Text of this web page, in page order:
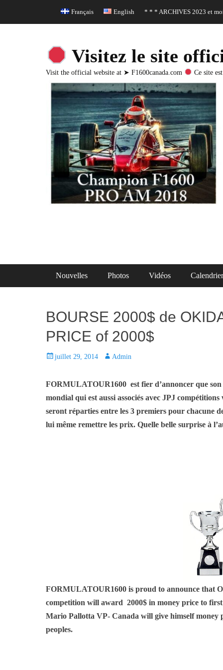
Header Top Menu
Skip Français English * * * ARCHIVES 2023 et
Visitez le site
Visit the official website at ➤ F1600canada.com Ce site
Primary Menu
Skip
Nouvelles Photos Vidéos
BOURSE 2000$ de
PRICE of 2000$
P
e
d
o
juillet 29, 2014
A
o
r
Admin
FORMULATOUR1600 est fier d’annoncer que
mondial qui est aussi associés avec JPJ
seront réparties entre les 3 premiers pour chacune
lui même remettre les prix. Quelle belle surprise à
FORMULATOUR1600 is proud to announce that
competition will award 2000$ in money price to
Mario Pallotta VP- Canada will give himself
peoples.